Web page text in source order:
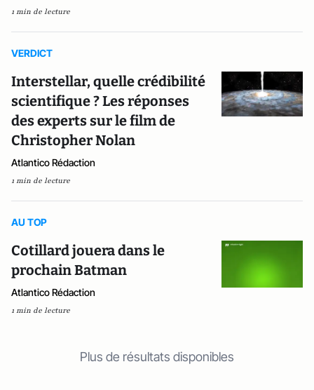
1 min de lecture
VERDICT
Interstellar, quelle crédibilité
scientifique ? Les réponses
des experts sur le film de
Christopher Nolan
Atlantico Rédaction
1 min de lecture
AU TOP
Cotillard jouera dans le
prochain Batman
Atlantico Rédaction
1 min de lecture
Plus de résultats disponibles